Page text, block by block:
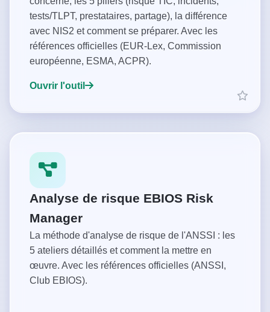
tests/TLPT, prestataires, partage), la différence
avec NIS2 et comment se préparer. Avec les
références officielles (EUR-Lex, Commission
européenne, ESMA, ACPR).
Ouvrir l'outil
Analyse de risque EBIOS Risk
Manager
La méthode d'analyse de risque de l'ANSSI : les
5 ateliers détaillés et comment la mettre en
œuvre. Avec les références officielles (ANSSI,
Club EBIOS).